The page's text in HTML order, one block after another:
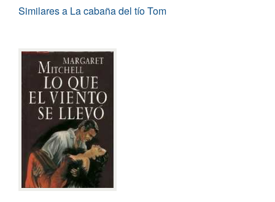
Similares a La cabaña del tío Tom